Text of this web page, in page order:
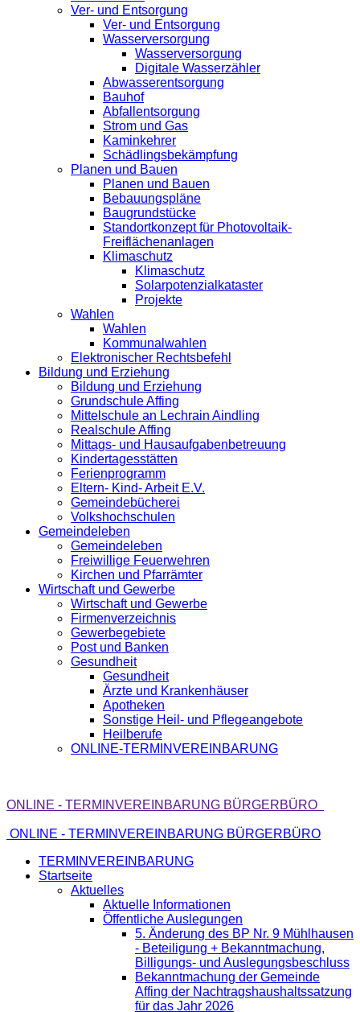
Ver- und Entsorgung
Ver- und Entsorgung
Wasserversorgung
Wasserversorgung
Digitale Wasserzähler
Abwasserentsorgung
Bauhof
Abfallentsorgung
Strom und Gas
Kaminkehrer
Schädlingsbekämpfung
Planen und Bauen
Planen und Bauen
Bebauungspläne
Baugrundstücke
Standortkonzept für Photovoltaik-
Freiflächenanlagen
Klimaschutz
Klimaschutz
Solarpotenzialkataster
Projekte
Wahlen
Wahlen
Kommunalwahlen
Elektronischer Rechtsbefehl
Bildung und Erziehung
Bildung und Erziehung
Grundschule Affing
Mittelschule an Lechrain Aindling
Realschule Affing
Mittags- und Hausaufgabenbetreuung
Kindertagesstätten
Ferienprogramm
Eltern- Kind- Arbeit E.V.
Gemeindebücherei
Volkshochschulen
Gemeindeleben
Gemeindeleben
Freiwillige Feuerwehren
Kirchen und Pfarrämter
Wirtschaft und Gewerbe
Wirtschaft und Gewerbe
Firmenverzeichnis
Gewerbegebiete
Post und Banken
Gesundheit
Gesundheit
Ärzte und Krankenhäuser
Apotheken
Sonstige Heil- und Pflegeangebote
Heilberufe
ONLINE-TERMINVEREINBARUNG
ONLINE - TERMINVEREINBARUNG BÜRGERBÜRO
ONLINE - TERMINVEREINBARUNG BÜRGERBÜRO
TERMINVEREINBARUNG
Startseite
Aktuelles
Aktuelle Informationen
Öffentliche Auslegungen
5. Änderung des BP Nr. 9 Mühlhausen
- Beteiligung + Bekanntmachung,
Billigungs- und Auslegungsbeschluss
Bekanntmachung der Gemeinde
Affing der Nachtragshaushaltssatzung
für das Jahr 2026